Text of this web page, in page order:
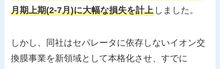
月期上期(2-7月)に大幅な損失を計上 しました。
しかし、同社はセパレータに依存しないイオン交
換膜事業を新領域として本格化させ、すでに